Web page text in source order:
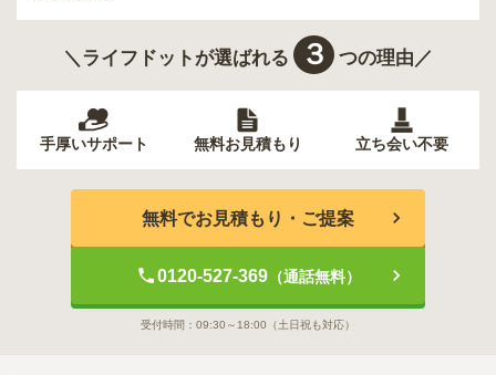
＼ライフドットが選ばれる ３ つの理由／
手厚いサポート 無料お見積もり 立ち会い不要
無料でお見積もり・ご提案
0120-527-369（通話無料）
受付時間： 09:30～18:00 （土日祝も対応）